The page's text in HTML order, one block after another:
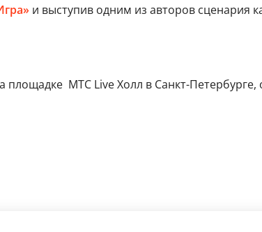
и выступив одним из авторов сценария
площадке МТС Live Холл в Санкт-Петербурге,